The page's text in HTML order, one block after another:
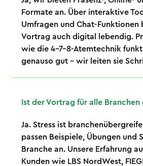
Formate an. Über interaktive
Umfragen und Chat-Funktionen
Vortrag auch digital lebendig.
wie die 4-7-8-Atemtechnik
genauso gut – wir leiten sie
Ist der Vortrag für alle Branchen
Ja. Stress ist
passen Beispiele, Übungen und
Branche an. Unsere Erfahrung
Kunden wie LBS NordWest,